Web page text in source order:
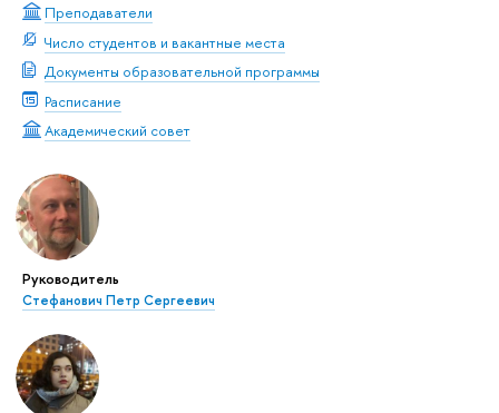
Преподаватели
Число студентов и вакантные места
Документы образовательной программы
Расписание
Академический совет
Руководитель
Стефанович Петр Сергеевич